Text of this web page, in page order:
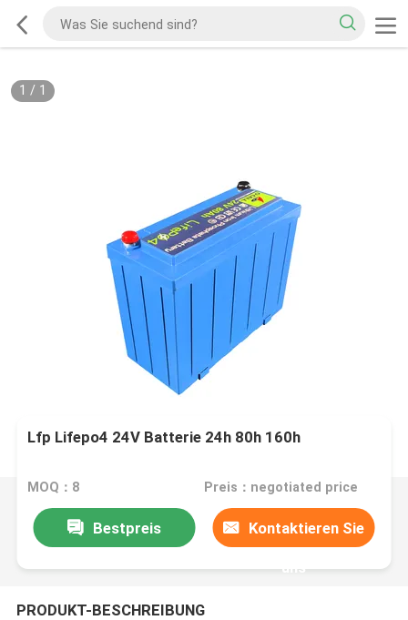
1 / 1
Lfp Lifepo4 24V Batterie 24h 80h 160h
MOQ：8 Preis：negotiated price
Bestpreis Kontaktieren Sie
uns
PRODUKT-BESCHREIBUNG